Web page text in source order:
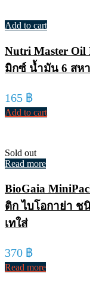
Add to cart
Nutri Master
มิกซ์ น้ำมัน 6 สห
165 ฿
Add to cart
Sold out
Read more
BioGaia
ติก ไบโอกาย่า ช
เทใส่
370 ฿
Read more